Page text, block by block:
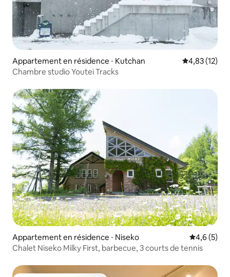
Appartement en résidence ⋅ Kutchan Évaluation
4,83 (12)
Chambre studio Youtei Tracks
Appartement en résidence ⋅ Niseko Évaluation
4,6 (5)
Chalet Niseko Milky First, barbecue, 3 courts de tennis